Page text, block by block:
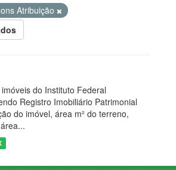
Atribuição
do Instituto Federal
Registro Imobiliário Patrimonial
do imóvel, área m² do terreno,